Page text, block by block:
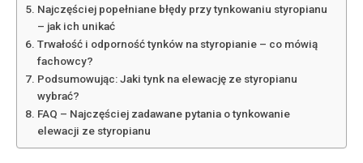
Najczęściej popełniane błędy przy tynkowaniu styropianu
– jak ich unikać
Trwałość i odporność tynków na styropianie – co mówią
fachowcy?
Podsumowując: Jaki tynk na elewację ze styropianu
wybrać?
FAQ – Najczęściej zadawane pytania o tynkowanie
elewacji ze styropianu